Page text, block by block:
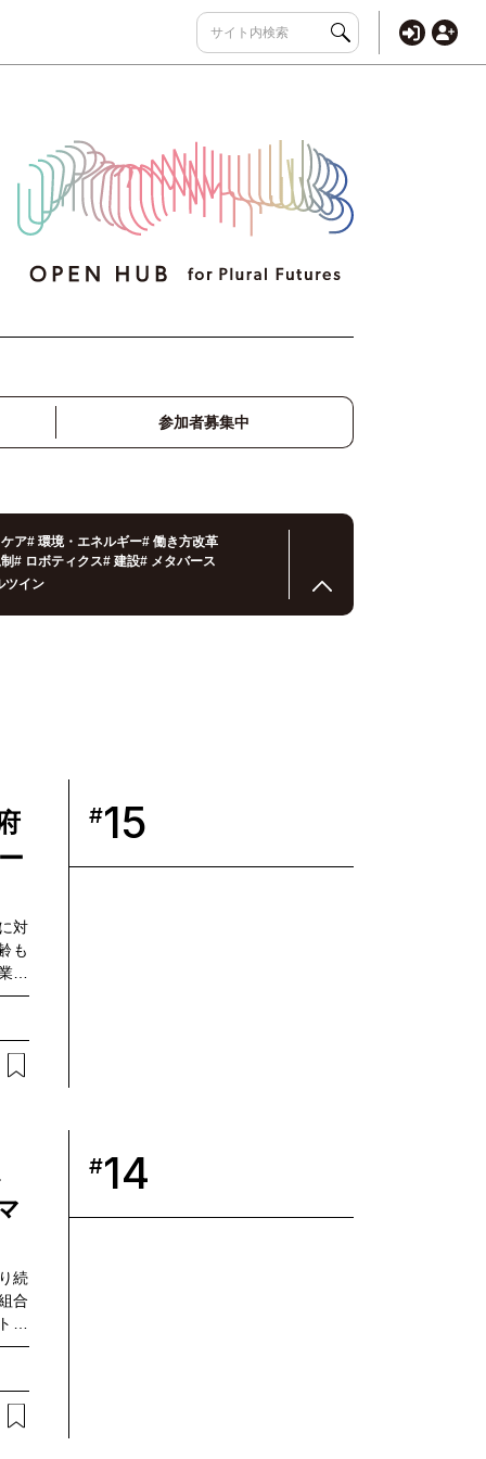
参加者募集中
ア# 環境・エネルギー# 働き方改革
# ロボティクス# 建設# メタバース
ツイン
対
も
の
会
う
#15
続
合
で
証
#14